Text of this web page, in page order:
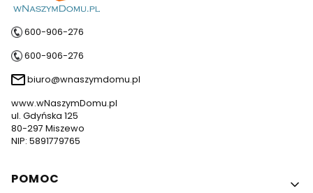
600-906-276
600-906-276
biuro@wnaszymdomu.pl
www.wNaszymDomu.pl
ul. Gdyńska 125
80-297 Miszewo
NIP: 5891779765
Linki w stopce
POMOC